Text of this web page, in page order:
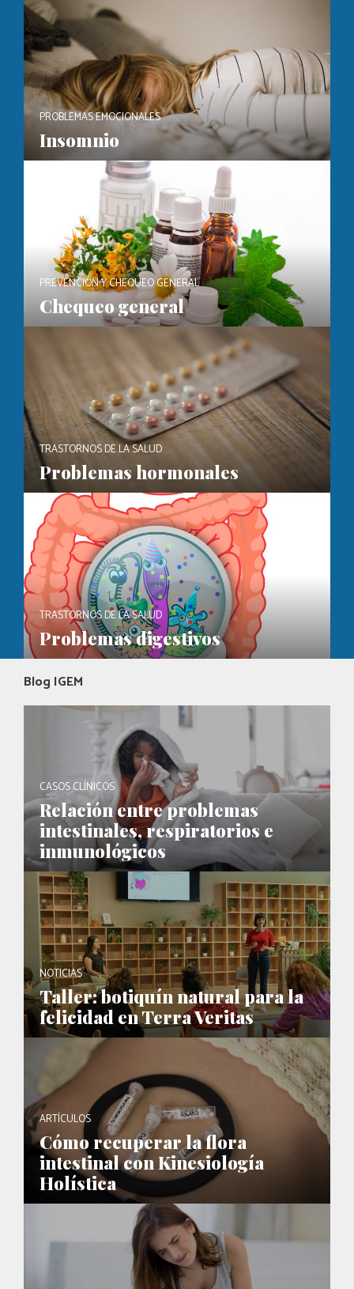
PROBLEMAS EMOCIONALES
Insomnio
PREVENCIÓN Y CHEQUEO GENERAL
Chequeo general
TRASTORNOS DE LA SALUD
Problemas hormonales
TRASTORNOS DE LA SALUD
Problemas digestivos
Blog IGEM
CASOS CLÍNICOS
Relación entre problemas
intestinales, respiratorios e
inmunológicos
NOTICIAS
Taller: botiquín natural para la
felicidad en Terra Veritas
ARTÍCULOS
Cómo recuperar la flora
intestinal con Kinesiología
Holística